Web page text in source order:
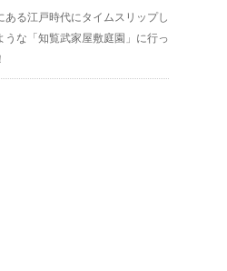
ある江戸時代にタイムスリップし
うな「知覧武家屋敷庭園」に行っ